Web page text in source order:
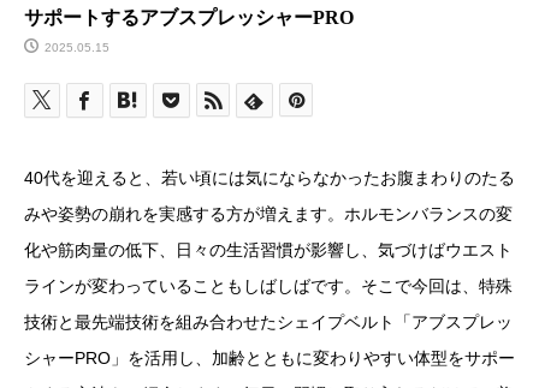
サポートするアブスプレッシャーPRO
2025.05.15
40代を迎えると、若い頃には気にならなかったお腹まわりのたる
みや姿勢の崩れを実感する方が増えます。ホルモンバランスの変
化や筋肉量の低下、日々の生活習慣が影響し、気づけばウエスト
ラインが変わっていることもしばしばです。そこで今回は、特殊
技術と最先端技術を組み合わせたシェイプベルト「アブスプレッ
シャーPRO」を活用し、加齢とともに変わりやすい体型をサポー